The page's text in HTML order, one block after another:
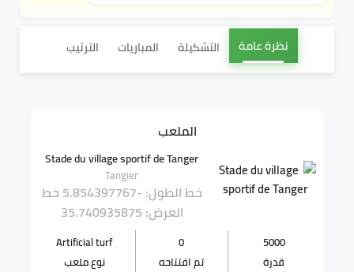
نظرة عامة التشكيلة المباريات الترتيب
الملعب
Stade du village sportif de Tanger
Tangier
خط الطول: -5.854397767
خط
العرض: 35.740935875
5000
قدرة
0
تم افتتاحه
Artificial turf
نوع ملعب